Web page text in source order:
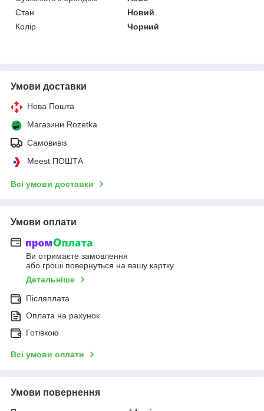
Стан
Новий
Колір
Чорний
Умови доставки
Нова Пошта
Магазини Rozetka
Самовивіз
Meest ПОШТА
Всі умови доставки
Умови оплати
Ви отримаєте замовлення
або гроші повернуться на вашу картку
Детальніше
Післяплата
Оплата на рахунок
Готівкою
Всі умови оплати
Умови повернення